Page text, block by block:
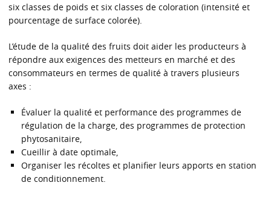
six classes de poids et six classes de coloration (intensité et
pourcentage de surface colorée).
L’étude de la qualité des fruits doit aider les producteurs à
répondre aux exigences des metteurs en marché et des
consommateurs en termes de qualité à travers plusieurs
axes :
Évaluer la qualité et performance des programmes de
régulation de la charge, des programmes de protection
phytosanitaire,
Cueillir à date optimale,
Organiser les récoltes et planifier leurs apports en station
de conditionnement.